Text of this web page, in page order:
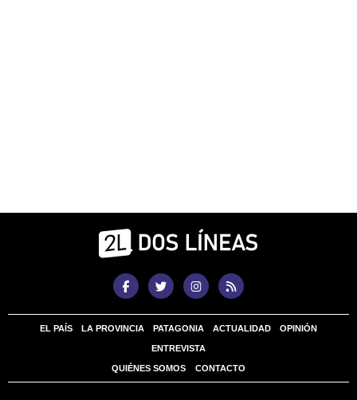
EL PAÍS LA PROVINCIA PATAGONIA ACTUALIDAD OPINIÓN
ENTREVISTA
QUIÉNES SOMOS CONTACTO